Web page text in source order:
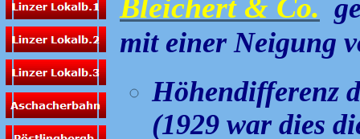
Bleichert & Co.
mit einer Neigung
Höhendifferenz
(1929 war dies